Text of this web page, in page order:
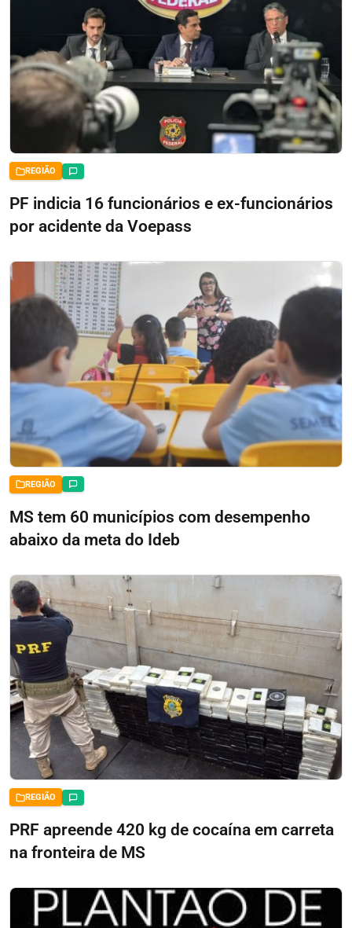
REGIÃO
PF indicia 16 funcionários e ex-funcionários
por acidente da Voepass
REGIÃO
MS tem 60 municípios com desempenho
abaixo da meta do Ideb
REGIÃO
PRF apreende 420 kg de cocaína em carreta
na fronteira de MS